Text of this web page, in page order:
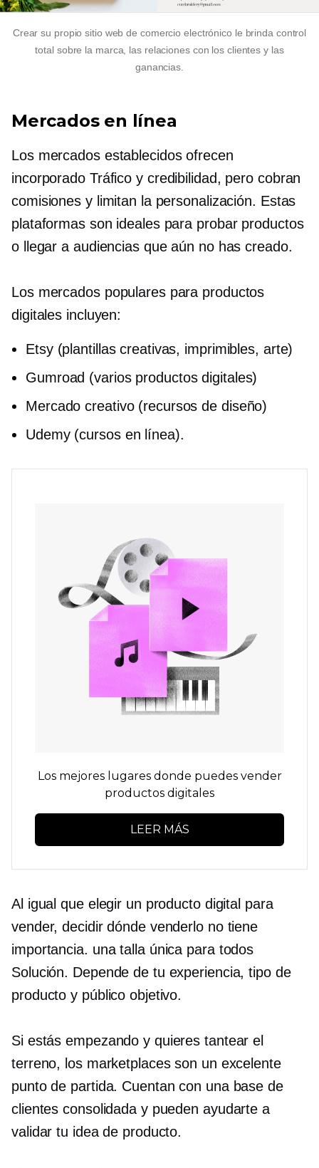
Crear su propio sitio web de comercio electrónico le brinda control
total sobre la marca, las relaciones con los clientes y las
ganancias.
Mercados en línea
Los mercados establecidos ofrecen
incorporadoTráfico y credibilidad, pero cobran
comisiones y limitan la personalización. Estas
plataformas son ideales para probar productos
o llegar a audiencias que aún no has creado.
Los mercados populares para productos
digitales incluyen:
Etsy (plantillas creativas, imprimibles, arte)
Gumroad (varios productos digitales)
Mercado creativo (recursos de diseño)
Udemy (cursos en línea).
Los mejores lugares donde puedes vender
productos digitales
LEER MÁS
Al igual que elegir un producto digital para
vender, decidir dónde venderlo no tiene
importancia. una talla única para todos
Solución. Depende de tu experiencia, tipo de
producto y público objetivo.
Si estás empezando y quieres tantear el
terreno, los marketplaces son un excelente
punto de partida. Cuentan con una base de
clientes consolidada y pueden ayudarte a
validar tu idea de producto.